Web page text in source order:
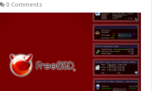
0 Comments